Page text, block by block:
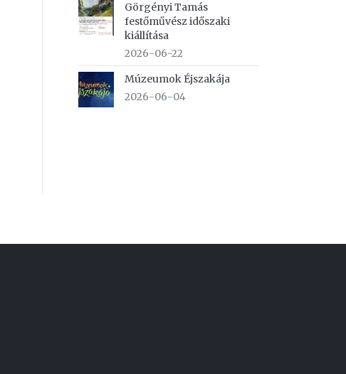
Görgényi Tamás
festőművész időszaki
kiállítása
2026-06-22
Múzeumok Éjszakája
2026-06-04